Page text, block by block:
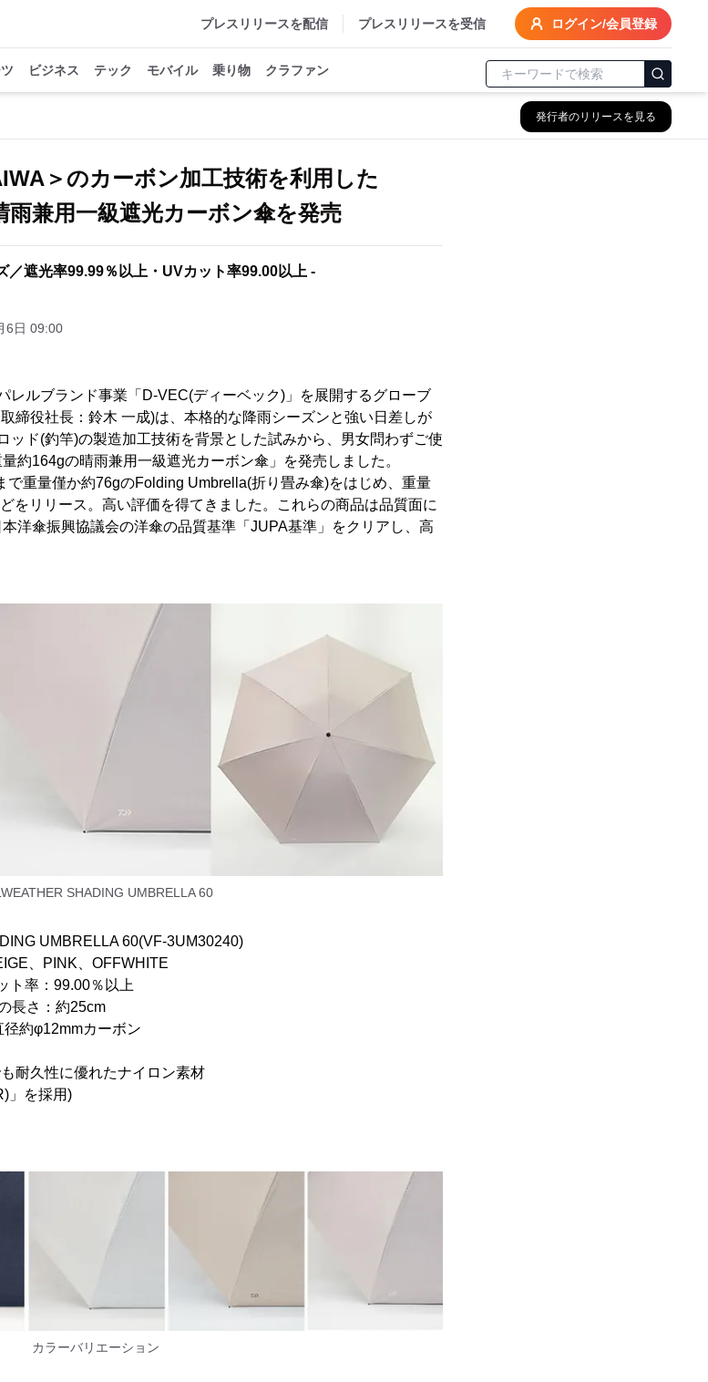
プレスリリースを配信 プレスリリースを受信 ログイン/会員登録
ビジネス テック モバイル 乗り物 クラファン
発行者のリリースを見る
＞のカーボン加工技術を利用した
雨兼用一級遮光カーボン傘を発売
／遮光率99.99％以上・UVカット率99.00以上 -
6日 09:00
レルブランド事業「D-VEC(ディーベック)」を展開するグローブ
締役社長：鈴木 一成)は、本格的な降雨シーズンと強い日差しが
ッド(釣竿)の製造加工技術を背景とした試みから、男女問わずご使
約164gの晴雨兼用一級遮光カーボン傘」を発売しました。
で重量僅か約76gのFolding Umbrella(折り畳み傘)をはじめ、重量
をリリース。高い評価を得てきました。これらの商品は品質面に
洋傘振興協議会の洋傘の品質基準「JUPA基準」をクリアし、高
SHADING UMBRELLA 60
UMBRELLA 60(VF-3UM30240)
、PINK、OFFWHITE
：99.00％以上
長さ：約25cm
φ12mmカーボン
に優れたナイロン素材
採用)
カラーバリエーション